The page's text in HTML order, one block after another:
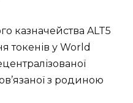
казначейства ALT5
токенів у World
з родиною